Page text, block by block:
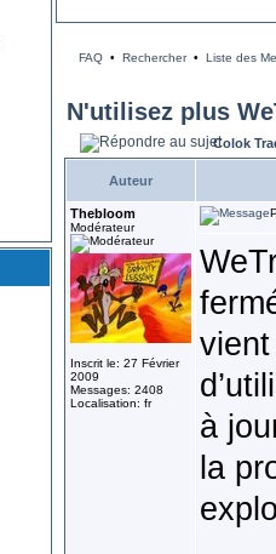
FAQ• Rechercher• Liste des
N'utilisez plus
Colok
Auteur
Thebloom
Modérateur
Inscrit le: 27 Février
2009
Messages: 2408
Localisation: fr
à
la